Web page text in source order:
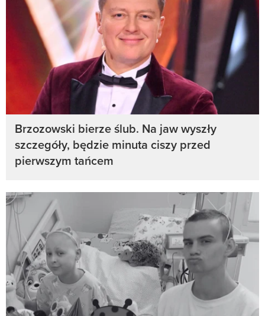
Brzozowski bierze ślub. Na jaw wyszły
szczegóły, będzie minuta ciszy przed
pierwszym tańcem